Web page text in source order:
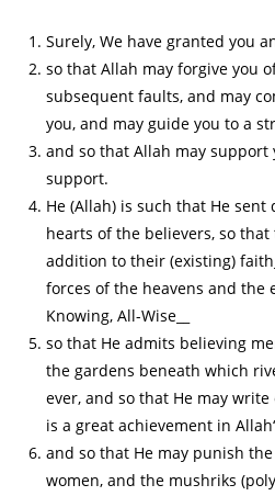
Surely, We have granted you
so that Allah may forgive you
subsequent faults, and may
you, and may guide you to a
and so that Allah may
support.
He (Allah) is such that He
hearts of the believers, so
addition to their (existing)
forces of the heavens and the
Knowing, All-Wise__
so that He admits believing
the gardens beneath which
ever, and so that He may
is a great achievement in
and so that He may punish
women, and the mushriks